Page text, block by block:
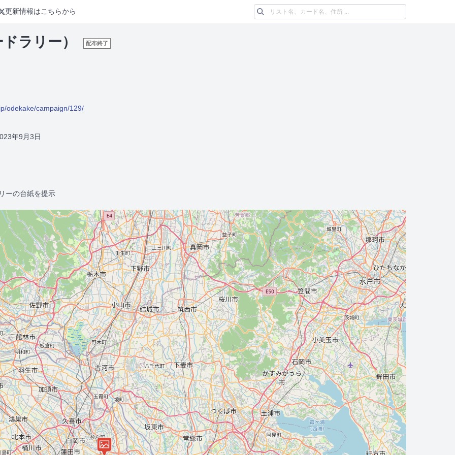
更新情報はこちらから
ラリー） 配布終了
odekake/campaign/129/
年9月3日
ーの台紙を提示